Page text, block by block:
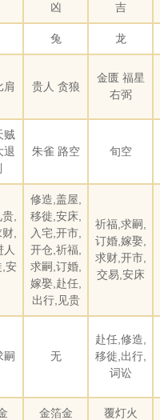
凶 吉
兔 龙
肩 贵人 贪狼
金匮 福星
右弼
贼
退
朱雀 路空 旬空
,
,
人
,安
修造,盖屋,
移徙,安床,
入宅,开市,
开仓,祈福,
求嗣,订婚,
嫁娶,赴任,
出行,见贵
祈福,求嗣,
订婚,嫁娶,
求财,开市,
交易,安床
嗣 无
赴任,修造,
移徙,出行,
词讼
金箔金 覆灯火